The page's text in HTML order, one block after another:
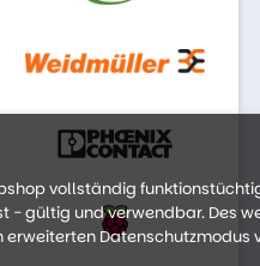
vollständig
- gültig und verwendbar. Des
erweiterten Datenschutzmodus